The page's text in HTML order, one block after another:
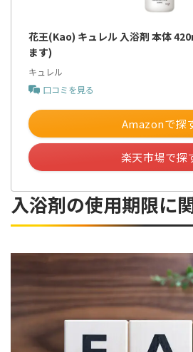
花王(Kao) キュレル 入浴剤 本体
ます)
キュレル
口コミを見る
Amazonで探
楽天市場で探
入浴剤の使用期限に